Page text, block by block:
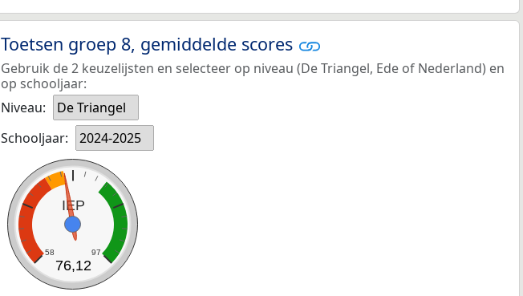
Toetsen groep 8, gemiddelde scores
Gebruik de 2 keuzelijsten en selecteer op niveau (De Triangel, Ede of Nederland) en
op schooljaar:
Niveau:
De Triangel
Schooljaar:
2024-2025
IEP
58 97
76,12